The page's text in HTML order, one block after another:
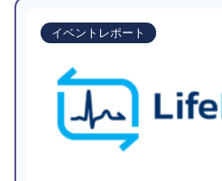
イベントレポート